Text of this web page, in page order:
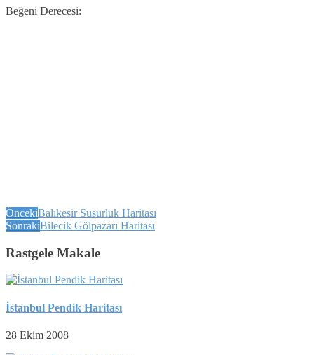
Beğeni Derecesi:
ÖncekiBalıkesir Susurluk Haritası
SonrakiBilecik Gölpazarı Haritası
Rastgele Makale
İstanbul Pendik Haritası
28 Ekim 2008